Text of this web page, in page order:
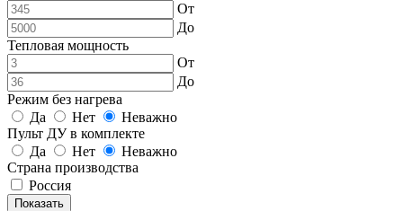
От
До
Тепловая мощность
От
До
Режим без нагрева
Да
Нет
Неважно
Пульт ДУ в комплекте
Да
Нет
Неважно
Страна производства
Россия
Показать